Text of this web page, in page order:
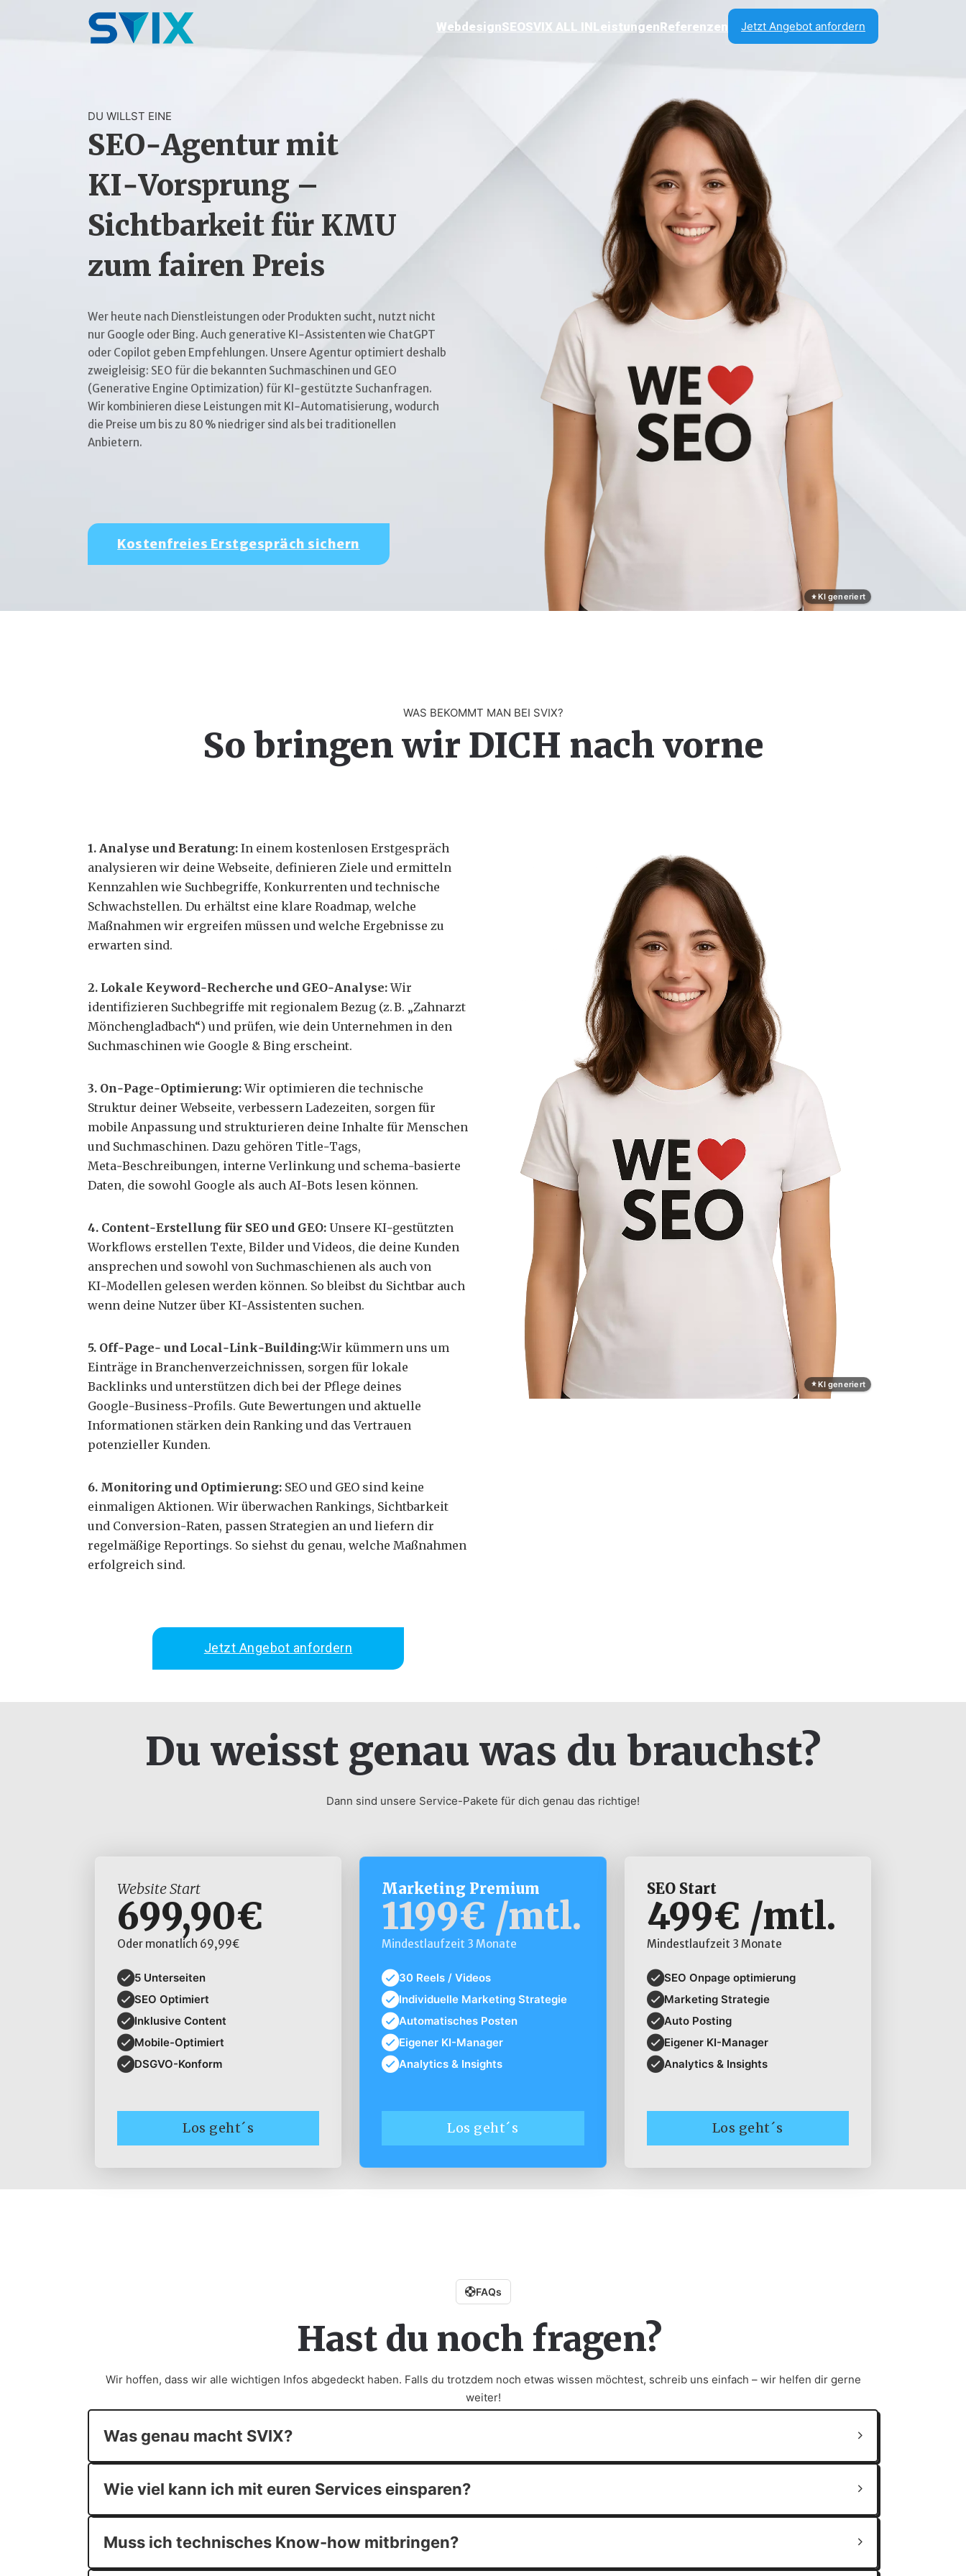
WebdesignSEOSVIX ALL INLeistungenReferenzen Jetzt Angebot anfordern
DU WILLST EINE
SEO‑Agentur mit
KI‑Vorsprung –
Sichtbarkeit für KMU
zum fairen Preis
Wer heute nach Dienstleistungen oder Produkten sucht, nutzt nicht
nur Google oder Bing. Auch generative KI‑Assistenten wie ChatGPT
oder Copilot geben Empfehlungen. Unsere Agentur optimiert deshalb
zweigleisig: SEO für die bekannten Suchmaschinen und GEO
(Generative Engine Optimization) für KI‑gestützte Suchanfragen.
Wir kombinieren diese Leistungen mit KI‑Automatisierung, wodurch
die Preise um bis zu 80 % niedriger sind als bei traditionellen
Anbietern.
Kostenfreies Erstgespräch sichern
KI generiert
WAS BEKOMMT MAN BEI SVIX?
So bringen wir DICH nach vorne
1. Analyse und Beratung: In einem kostenlosen Erstgespräch
analysieren wir deine Webseite, definieren Ziele und ermitteln
Kennzahlen wie Suchbegriffe, Konkurrenten und technische
Schwachstellen. Du erhältst eine klare Roadmap, welche
Maßnahmen wir ergreifen müssen und welche Ergebnisse zu
erwarten sind.
2. Lokale Keyword‑Recherche und GEO‑Analyse:Wir
identifizieren Suchbegriffe mit regionalem Bezug (z. B. „Zahnarzt
Mönchengladbach“) und prüfen, wie dein Unternehmen in den
Suchmaschinen wie Google & Bing erscheint.
3. On‑Page‑Optimierung:Wir optimieren die technische
Struktur deiner Webseite, verbessern Ladezeiten, sorgen für
mobile Anpassung und strukturieren deine Inhalte für Menschen
und Suchmaschinen. Dazu gehören Title‑Tags,
Meta‑Beschreibungen, interne Verlinkung und schema‑basierte
Daten, die sowohl Google als auch AI‑Bots lesen können.
4. Content‑Erstellung für SEO und GEO: Unsere KI‑gestützten
Workflows erstellen Texte, Bilder und Videos, die deine Kunden
ansprechen und sowohl von Suchmaschienen als auch von
KI‑Modellen gelesen werden können. So bleibst du Sichtbar auch
wenn deine Nutzer über KI‑Assistenten suchen.
5. Off‑Page‑ und Local‑Link‑Building:Wir kümmern uns um
Einträge in Branchenverzeichnissen, sorgen für lokale
Backlinks und unterstützen dich bei der Pflege deines
Google‑Business‑Profils. Gute Bewertungen und aktuelle
Informationen stärken dein Ranking und das Vertrauen
potenzieller Kunden.
6. Monitoring und Optimierung: SEO und GEO sind keine
einmaligen Aktionen. Wir überwachen Rankings, Sichtbarkeit
und Conversion‑Raten, passen Strategien an und liefern dir
regelmäßige Reportings. So siehst du genau, welche Maßnahmen
erfolgreich sind.
Jetzt Angebot anfordern
KI generiert
Du weisst genau was du brauchst?
Dann sind unsere Service-Pakete für dich genau das richtige!
Website Start
699,90€
Oder monatlich 69,99€
5 Unterseiten
SEO Optimiert
Inklusive Content
Mobile-Optimiert
DSGVO-Konform
Los geht´s
Marketing Premium
1199€ /mtl.
Mindestlaufzeit 3 Monate
30 Reels / Videos
Individuelle Marketing Strategie
Automatisches Posten
Eigener KI-Manager
Analytics & Insights
Los geht´s
SEO Start
499€ /mtl.
Mindestlaufzeit 3 Monate
SEO Onpage optimierung
Marketing Strategie
Auto Posting
Eigener KI-Manager
Analytics & Insights
Los geht´s
FAQs
Hast du noch fragen?
Wir hoffen, dass wir alle wichtigen Infos abgedeckt haben. Falls du trotzdem noch etwas wissen möchtest, schreib uns einfach – wir helfen dir gerne
weiter!
Was genau macht SVIX?
Wie viel kann ich mit euren Services einsparen?
Muss ich technisches Know-how mitbringen?